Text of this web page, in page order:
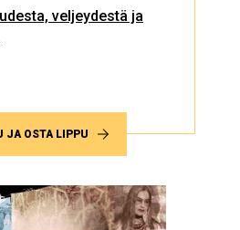
veljeydestä ja
JA OSTA LIPPU